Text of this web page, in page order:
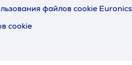
файлов cookie Euronics
cookie
обеспечивающей
чтобы не спутываться, что